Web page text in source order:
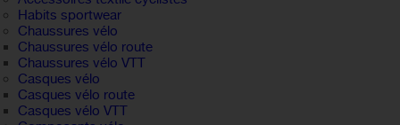
Habits sportwear
Chaussures vélo
Chaussures vélo route
Chaussures vélo VTT
Casques vélo
Casques vélo route
Casques vélo VTT